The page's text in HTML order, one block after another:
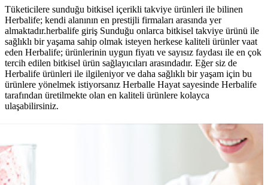
Tüketicilere sunduğu bitkisel içerikli takviye ürünleri ile bilinen
Herbalife; kendi alanının en prestijli firmaları arasında yer
almaktadır.herbalife giriş Sunduğu onlarca bitkisel takviye ürünü ile
sağlıklı bir yaşama sahip olmak isteyen herkese kaliteli ürünler vaat
eden Herbalife; ürünlerinin uygun fiyatı ve sayısız faydası ile en çok
tercih edilen bitkisel ürün sağlayıcıları arasındadır. Eğer siz de
Herbalife ürünleri ile ilgileniyor ve daha sağlıklı bir yaşam için bu
ürünlere yönelmek istiyorsanız Herballe Hayat sayesinde Herbalife
tarafından üretilmekte olan en kaliteli ürünlere kolayca
ulaşabilirsiniz.